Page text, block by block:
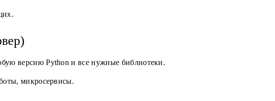
версию Python и все нужные библиотеки.
микросервисы.